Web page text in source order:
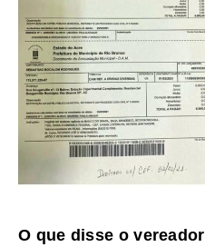
O que disse o vereador